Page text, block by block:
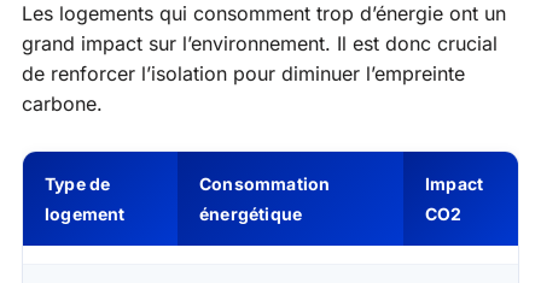
Les logements qui consomment trop d’énergie ont un
grand impact sur l’environnement. Il est donc crucial
de renforcer l’isolation pour diminuer l’empreinte
carbone.
Type de
logement
Consommation
énergétique
Impact
CO2